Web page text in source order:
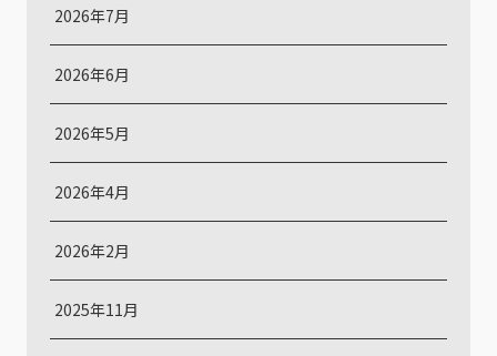
2026年7月
2026年6月
2026年5月
2026年4月
2026年2月
2025年11月